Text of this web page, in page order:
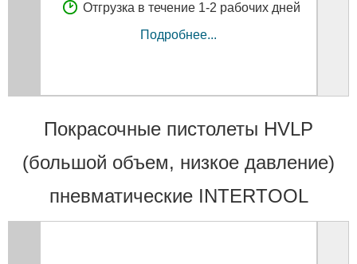
Отгрузка в течение 1-2 рабочих дней
Подробнее...
Покрасочные пистолеты HVLP
(большой объем, низкое давление)
пневматические INTERTOOL